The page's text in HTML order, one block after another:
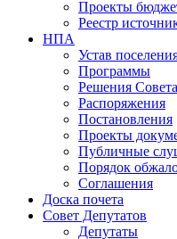
Проекты
Реестр
НПА
Устав
Программы
Решения Совета
Распоряжения
Постановления
Проекты
Публичные
Порядок
Соглашения
Доска почета
Совет Депутатов
Депутаты